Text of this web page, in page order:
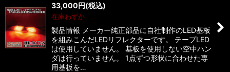
絞り込む
33,000円(税込)
在庫わずか
製品情報 メーカー純正部品に自社制作のLED基板
を組みこんだLEDリフレクターです。 テープLED
は使用していません。 基板を使用しない空中ハン
ダは行っていません。 1点ずつ形状に合わせた専
用基板を…